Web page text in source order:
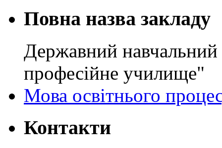
Повна назва закладу
Державний навчальний
професійне училище"
Мова освітнього
Контакти